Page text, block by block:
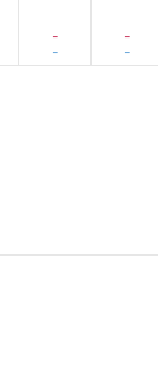
-
-
-
-